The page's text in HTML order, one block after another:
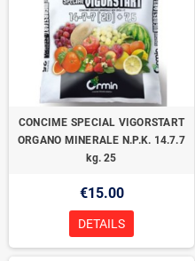
CONCIME SPECIAL VIGORSTART
ORGANO MINERALE N.P.K. 14.7.7
kg. 25
€15.00
DETAILS